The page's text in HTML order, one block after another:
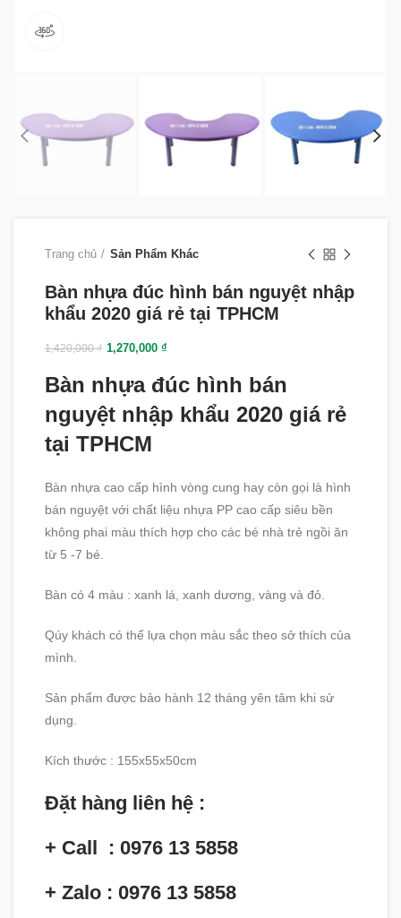
Trang chủ Sản Phẩm Khác
Bàn nhựa đúc hình bán nguyệt nhập
khẩu 2020 giá rẻ tại TPHCM
1,420,000₫ 1,270,000 ₫
Bàn nhựa đúc hình bán
nguyệt nhập khẩu 2020 giá rẻ
tại TPHCM
Bàn nhựa cao cấp hình vòng cung hay còn gọi là hình
bán nguyệt với chất liệu nhựa PP cao cấp siêu bền
không phai màu thích hợp cho các bé nhà trẻ ngồi ăn
từ 5 -7 bé.
Bàn có 4 màu : xanh lá, xanh dương, vàng và đỏ.
Qúy khách có thể lựa chọn màu sắc theo sở thích của
mình.
Sản phẩm được bảo hành 12 tháng yên tâm khi sử
dụng.
Kích thước : 155x55x50cm
Đặt hàng liên hệ :
+ Call : 0976 13 5858
+ Zalo : 0976 13 5858